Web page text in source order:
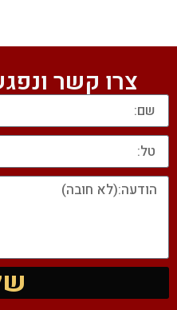
צרו קשר